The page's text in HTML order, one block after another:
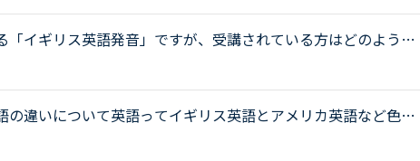
ンリ...
「イギリス英語発音」ですが、受講されている方はどのような
？やっぱりイギリス留学などを考えている方が多いのでしょ
マを観...
の違いについて英語ってイギリス英語とアメリカ英語など色々
カ英語とイギリス英語ってどんなところが違うのでしょう